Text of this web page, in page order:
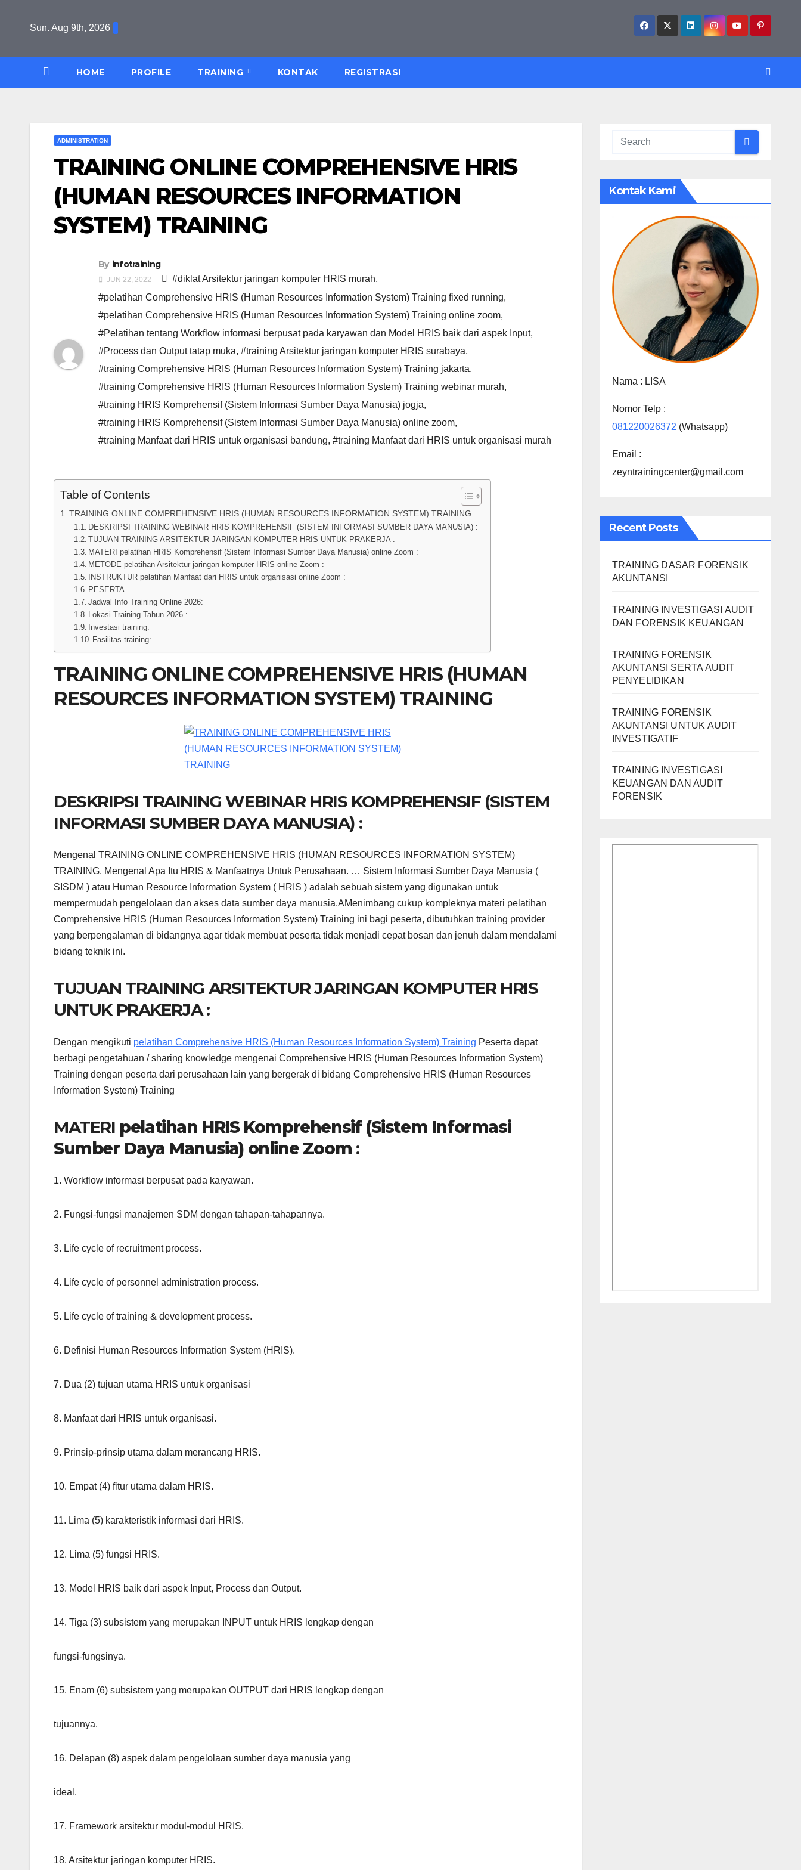
Sun. Aug 9th, 2026
HOME PROFILE TRAINING KONTAK REGISTRASI
ADMINISTRATION
TRAINING ONLINE COMPREHENSIVE HRIS
(HUMAN RESOURCES INFORMATION
SYSTEM) TRAINING
By infotraining
JUN 22, 2022 #diklat Arsitektur jaringan komputer HRIS murah,
#pelatihan Comprehensive HRIS (Human Resources Information System) Training fixed running,
#pelatihan Comprehensive HRIS (Human Resources Information System) Training online zoom,
#Pelatihan tentang Workflow informasi berpusat pada karyawan dan Model HRIS baik dari aspek Input,
#Process dan Output tatap muka, #training Arsitektur jaringan komputer HRIS surabaya,
#training Comprehensive HRIS (Human Resources Information System) Training jakarta,
#training Comprehensive HRIS (Human Resources Information System) Training webinar murah,
#training HRIS Komprehensif (Sistem Informasi Sumber Daya Manusia) jogja,
#training HRIS Komprehensif (Sistem Informasi Sumber Daya Manusia) online zoom,
#training Manfaat dari HRIS untuk organisasi bandung, #training Manfaat dari HRIS untuk organisasi murah
Table of Contents
TRAINING ONLINE COMPREHENSIVE HRIS (HUMAN RESOURCES INFORMATION SYSTEM) TRAINING
DESKRIPSI TRAINING WEBINAR HRIS KOMPREHENSIF (SISTEM INFORMASI SUMBER DAYA MANUSIA) :
TUJUAN TRAINING ARSITEKTUR JARINGAN KOMPUTER HRIS UNTUK PRAKERJA :
MATERI pelatihan HRIS Komprehensif (Sistem Informasi Sumber Daya Manusia) online Zoom :
METODE pelatihan Arsitektur jaringan komputer HRIS online Zoom :
INSTRUKTUR pelatihan Manfaat dari HRIS untuk organisasi online Zoom :
PESERTA
Jadwal Info Training Online 2026:
Lokasi Training Tahun 2026 :
Investasi training:
Fasilitas training:
TRAINING ONLINE COMPREHENSIVE HRIS (HUMAN
RESOURCES INFORMATION SYSTEM) TRAINING
DESKRIPSI TRAINING WEBINAR HRIS KOMPREHENSIF (SISTEM
INFORMASI SUMBER DAYA MANUSIA) :
Mengenal TRAINING ONLINE COMPREHENSIVE HRIS (HUMAN RESOURCES INFORMATION SYSTEM)
TRAINING. Mengenal Apa Itu HRIS & Manfaatnya Untuk Perusahaan. … Sistem Informasi Sumber Daya Manusia (
SISDM ) atau Human Resource Information System ( HRIS ) adalah sebuah sistem yang digunakan untuk
mempermudah pengelolaan dan akses data sumber daya manusia.AMenimbang cukup kompleknya materi pelatihan
Comprehensive HRIS (Human Resources Information System) Training ini bagi peserta, dibutuhkan training provider
yang berpengalaman di bidangnya agar tidak membuat peserta tidak menjadi cepat bosan dan jenuh dalam mendalami
bidang teknik ini.
TUJUAN TRAINING ARSITEKTUR JARINGAN KOMPUTER HRIS
UNTUK PRAKERJA :
Dengan mengikuti pelatihan Comprehensive HRIS (Human Resources Information System) Training Peserta dapat
berbagi pengetahuan / sharing knowledge mengenai Comprehensive HRIS (Human Resources Information System)
Training dengan peserta dari perusahaan lain yang bergerak di bidang Comprehensive HRIS (Human Resources
Information System) Training
MATERI pelatihan HRIS Komprehensif (Sistem Informasi
Sumber Daya Manusia) online Zoom :
1. Workflow informasi berpusat pada karyawan.
2. Fungsi-fungsi manajemen SDM dengan tahapan-tahapannya.
3. Life cycle of recruitment process.
4. Life cycle of personnel administration process.
5. Life cycle of training & development process.
6. Definisi Human Resources Information System (HRIS).
7. Dua (2) tujuan utama HRIS untuk organisasi
8. Manfaat dari HRIS untuk organisasi.
9. Prinsip-prinsip utama dalam merancang HRIS.
10. Empat (4) fitur utama dalam HRIS.
11. Lima (5) karakteristik informasi dari HRIS.
12. Lima (5) fungsi HRIS.
13. Model HRIS baik dari aspek Input, Process dan Output.
14. Tiga (3) subsistem yang merupakan INPUT untuk HRIS lengkap dengan
fungsi-fungsinya.
15. Enam (6) subsistem yang merupakan OUTPUT dari HRIS lengkap dengan
tujuannya.
16. Delapan (8) aspek dalam pengelolaan sumber daya manusia yang
ideal.
17. Framework arsitektur modul-modul HRIS.
18. Arsitektur jaringan komputer HRIS.
Kontak Kami
Nama : LISA
Nomor Telp :
081220026372 (Whatsapp)
Email :
zeyntrainingcenter@gmail.com
Recent Posts
TRAINING DASAR FORENSIK
AKUNTANSI
TRAINING INVESTIGASI AUDIT
DAN FORENSIK KEUANGAN
TRAINING FORENSIK
AKUNTANSI SERTA AUDIT
PENYELIDIKAN
TRAINING FORENSIK
AKUNTANSI UNTUK AUDIT
INVESTIGATIF
TRAINING INVESTIGASI
KEUANGAN DAN AUDIT
FORENSIK